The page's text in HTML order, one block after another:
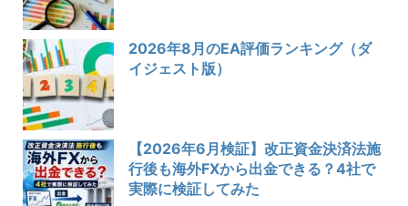
2026年8月のEA評価ランキング（ダ
イジェスト版）
【2026年6月検証】改正資金決済法施
行後も海外FXから出金できる？4社で
実際に検証してみた